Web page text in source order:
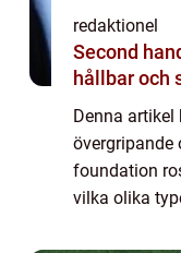
redaktionel
Second hand i
hållbar och
Denna artikel
övergripande
foundation
vilka olika